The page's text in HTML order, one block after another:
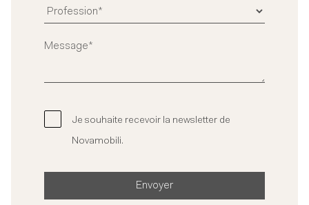
Je souhaite recevoir la newsletter de
Novamobili.
Envoyer